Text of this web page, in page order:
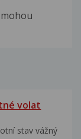
volat
stav vážný